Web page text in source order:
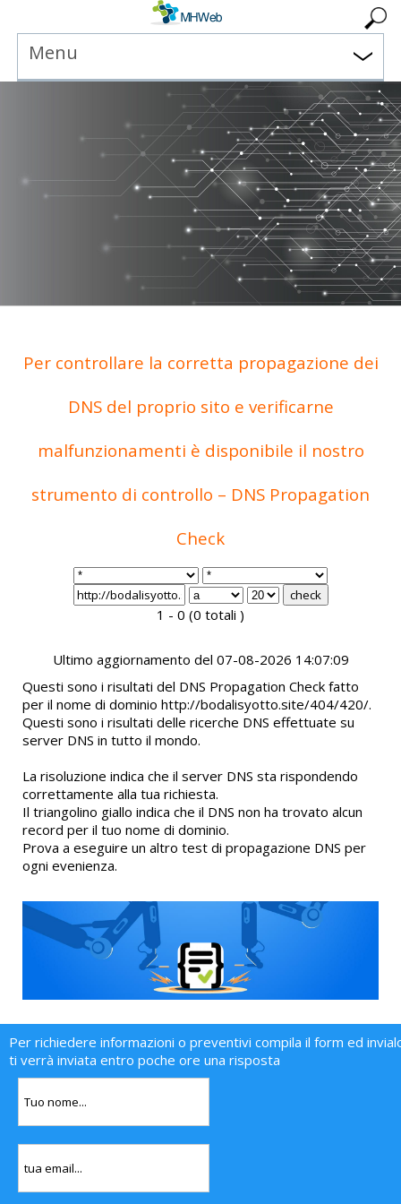
Menu
Per controllare la corretta propagazione dei
DNS del proprio sito e verificarne
malfunzionamenti è disponibile il nostro
strumento di controllo – DNS Propagation
Check
1 - 0 (0 totali )
Ultimo aggiornamento del 07-08-2026 14:07:09
Questi sono i risultati del DNS Propagation Check fatto
per il nome di dominio http://bodalisyotto.site/404/420/.
Questi sono i risultati delle ricerche DNS effettuate su
server DNS in tutto il mondo.
La risoluzione indica che il server DNS sta rispondendo
correttamente alla tua richiesta.
Il triangolino giallo indica che il DNS non ha trovato alcun
record per il tuo nome di dominio.
Prova a eseguire un altro test di propagazione DNS per
ogni evenienza.
Per richiedere informazioni o preventivi compila il form ed
ti verrà inviata entro poche ore una risposta